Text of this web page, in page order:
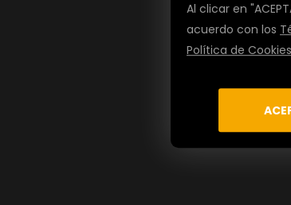
Al clicar en
acuerdo con los
Política de Cookies